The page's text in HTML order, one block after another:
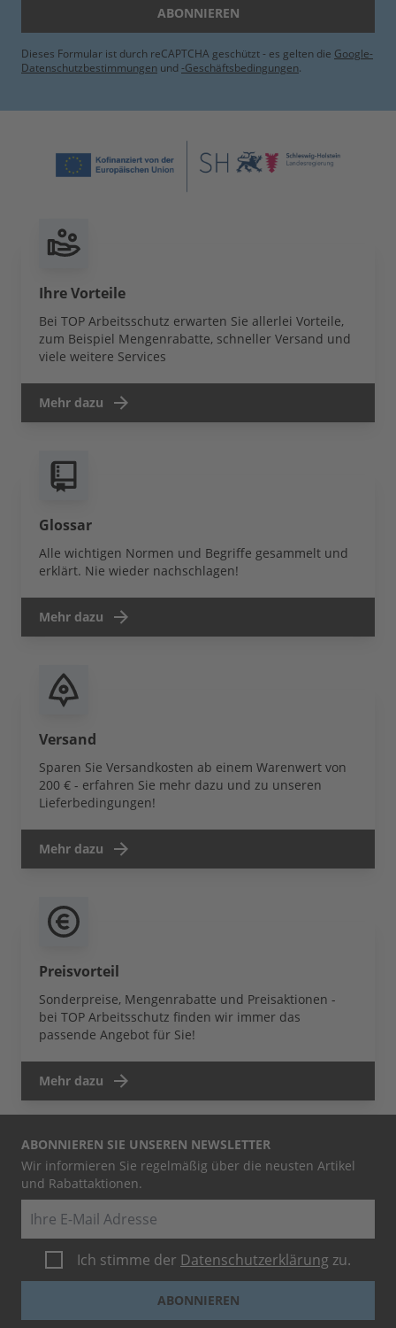
ABONNIEREN
Dieses Formular ist durch reCAPTCHA geschützt - es gelten die Google-
Datenschutzbestimmungen und -Geschäftsbedingungen.
Ihre Vorteile
Bei TOP Arbeitsschutz erwarten Sie allerlei Vorteile,
zum Beispiel Mengenrabatte, schneller Versand und
viele weitere Services
Mehr dazu
Glossar
Alle wichtigen Normen und Begriffe gesammelt und
erklärt. Nie wieder nachschlagen!
Mehr dazu
Versand
Sparen Sie Versandkosten ab einem Warenwert von
200 € - erfahren Sie mehr dazu und zu unseren
Lieferbedingungen!
Mehr dazu
Preisvorteil
Sonderpreise, Mengenrabatte und Preisaktionen -
bei TOP Arbeitsschutz finden wir immer das
passende Angebot für Sie!
Mehr dazu
ABONNIEREN SIE UNSEREN NEWSLETTER
Wir informieren Sie regelmäßig über die neusten Artikel
und Rabattaktionen.
Ich stimme der Datenschutzerklärung zu.
ABONNIEREN